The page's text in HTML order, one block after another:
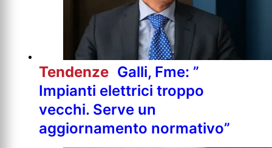
Tendenze Galli, Fme: ”
Impianti elettrici troppo
vecchi. Serve un
aggiornamento normativo”